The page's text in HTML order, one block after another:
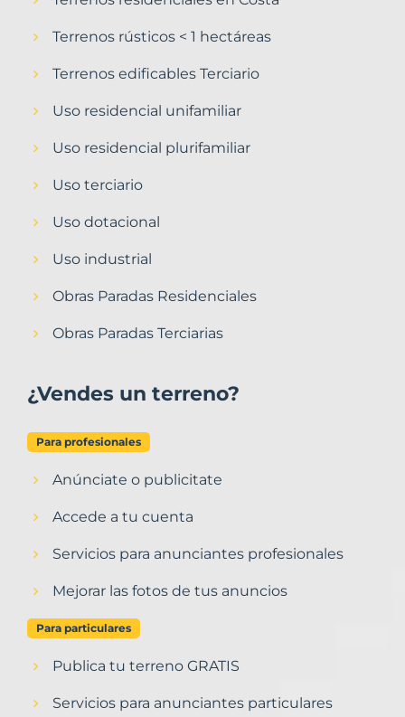
Terrenos rústicos < 1 hectáreas
Terrenos edificables Terciario
Uso residencial unifamiliar
Uso residencial plurifamiliar
Uso terciario
Uso dotacional
Uso industrial
Obras Paradas Residenciales
Obras Paradas Terciarias
¿Vendes un terreno?
Para profesionales
Anúnciate o publicitate
Accede a tu cuenta
Servicios para anunciantes profesionales
Mejorar las fotos de tus anuncios
Para particulares
Publica tu terreno GRATIS
Servicios para anunciantes particulares